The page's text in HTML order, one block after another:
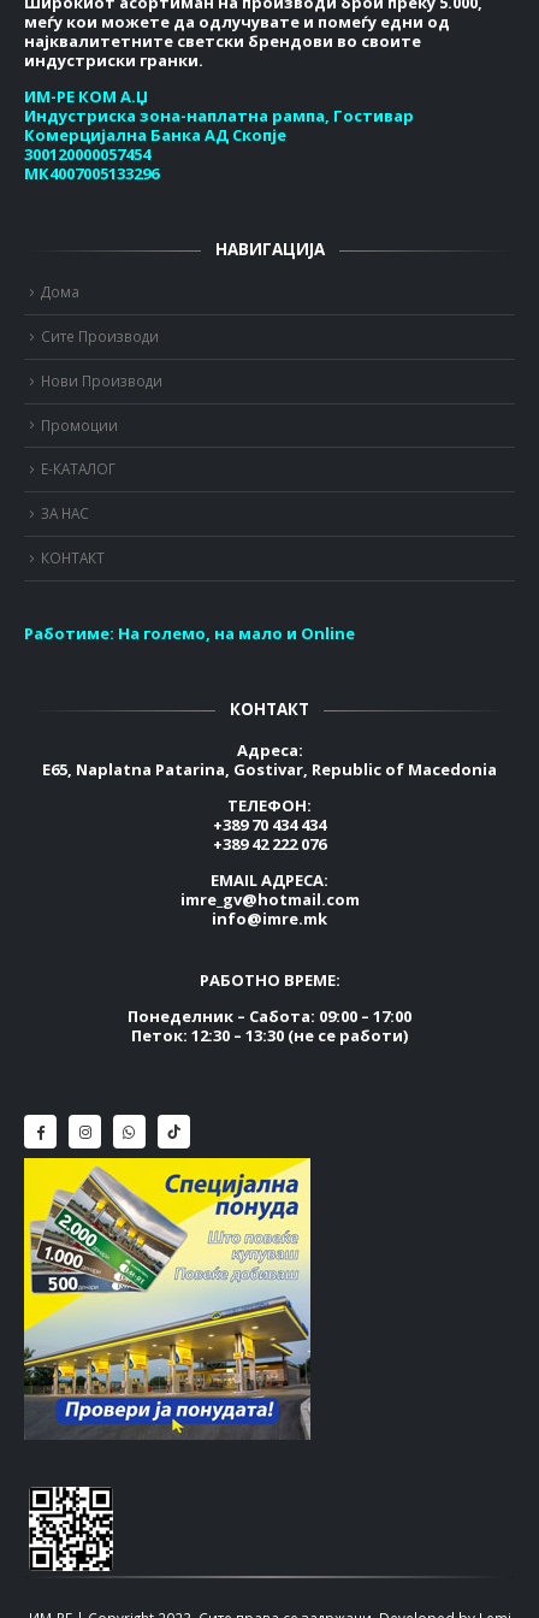
меѓу кои можете да одлучувате и помеѓу едни од
најквалитетните светски брендови во своите
индустриски гранки.
ИМ-РЕ КОМ А.Џ
Индустриска зона-наплатна рампа, Гостивар
Комерцијална Банка АД Скопје
300120000057454
МК4007005133296
НАВИГАЦИЈА
Дома
Сите Производи
Нови Производи
Промоции
Е-КАТАЛОГ
ЗА НАС
КОНТАКТ
Работиме: На големо, на мало и Online
КОНТАКТ
Адреса:
E65, Naplatna Patarina, Gostivar, Republic of Macedonia
ТЕЛЕФОН:
+389 70 434 434
+389 42 222 076
EMAIL АДРЕСА:
imre_gv@hotmail.com
info@imre.mk
РАБОТНО ВРЕМЕ:
Понеделник – Сабота: 09:00 – 17:00
Петок: 12:30 – 13:30 (не се работи)